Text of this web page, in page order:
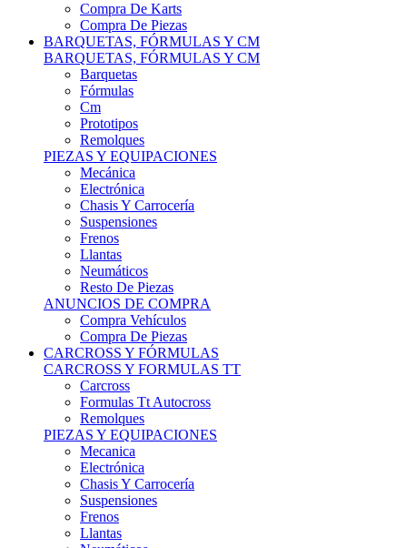
Compra De Karts
Compra De Piezas
BARQUETAS, FÓRMULAS Y CM
BARQUETAS, FÓRMULAS Y CM
Barquetas
Fórmulas
Cm
Prototipos
Remolques
PIEZAS Y EQUIPACIONES
Mecánica
Electrónica
Chasis Y Carrocería
Suspensiones
Frenos
Llantas
Neumáticos
Resto De Piezas
ANUNCIOS DE COMPRA
Compra Vehículos
Compra De Piezas
CARCROSS Y FÓRMULAS
CARCROSS Y FORMULAS TT
Carcross
Formulas Tt Autocross
Remolques
PIEZAS Y EQUIPACIONES
Mecanica
Electrónica
Chasis Y Carrocería
Suspensiones
Frenos
Llantas